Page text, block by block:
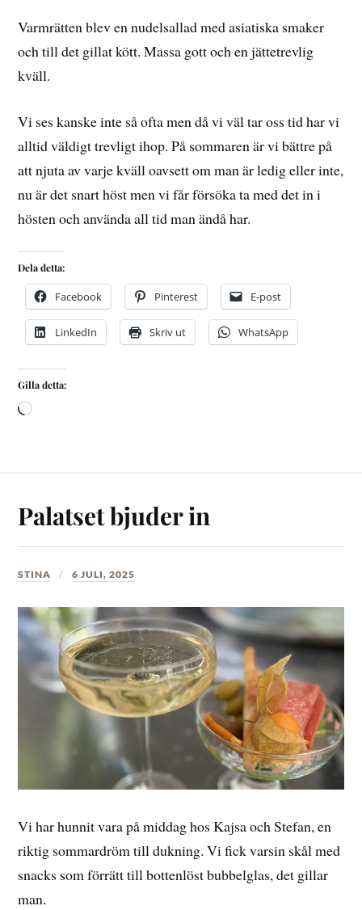
Varmrätten blev en nudelsallad med asiatiska smaker
och till det gillat kött. Massa gott och en jättetrevlig
kväll.
Vi ses kanske inte så ofta men då vi väl tar oss tid har vi
alltid väldigt trevligt ihop. På sommaren är vi bättre på
att njuta av varje kväll oavsett om man är ledig eller inte,
nu är det snart höst men vi får försöka ta med det in i
hösten och använda all tid man ändå har.
Dela detta:
Facebook Pinterest E-post
LinkedIn Skriv ut WhatsApp
Gilla detta:
Palatset bjuder in
STINA 6 JULI, 2025
Vi har hunnit vara på middag hos Kajsa och Stefan, en
riktig sommardröm till dukning. Vi fick varsin skål med
snacks som förrätt till bottenlöst bubbelglas, det gillar
man.